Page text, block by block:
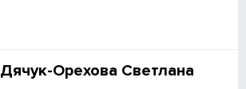
Дячук-Орехова Светлана